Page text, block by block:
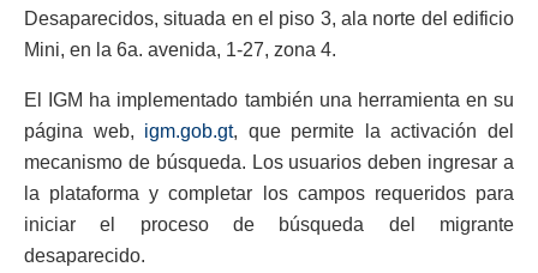
Desaparecidos, situada en el piso 3, ala norte del edificio
Mini, en la 6a. avenida, 1-27, zona 4.
El IGM ha implementado también una herramienta en su
página web, igm.gob.gt, que permite la activación del
mecanismo de búsqueda. Los usuarios deben ingresar a
la plataforma y completar los campos requeridos para
iniciar el proceso de búsqueda del migrante
desaparecido.